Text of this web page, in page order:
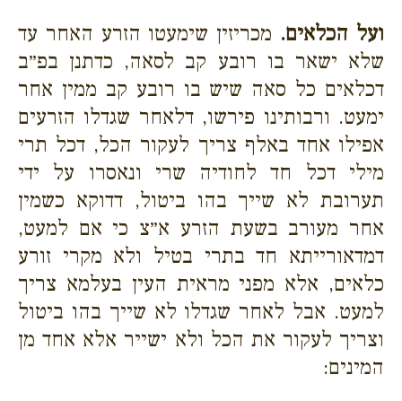
ועל הכלאים. מכריזין שימעטו הזרע האחר עד
שלא ישאר בו רובע קב לסאה, כדתנן בפ״ב
דכלאים כל סאה שיש בו רובע קב ממין אחר
ימעט. ורבותינו פירשו, דלאחר שגדלו הזרעים
אפילו אחד באלף צריך לעקור הכל, דכל תרי
מילי דכל חד לחודיה שרי ונאסרו על ידי
תערובת לא שייך בהו ביטול, דדוקא כשמין
אחר מעורב בשעת הזרע א״צ כי אם למעט,
דמדאורייתא חד בתרי בטיל ולא מקרי זורע
כלאים, אלא מפני מראית העין בעלמא צריך
למעט. אבל לאחר שגדלו לא שייך בהו ביטול
וצריך לעקור את הכל ולא ישייר אלא אחד מן
המינים: